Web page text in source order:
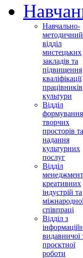
Навчально-
методичний
відділ
мистецьких
закладів та
підвищення
кваліфікації
працівників
культури
Відділ
формування
творчих
просторів та
надання
культурних
послуг
Відділ
креативних
індустрій та
співпраці
Відділ з
видавничої
проєктної
роботи